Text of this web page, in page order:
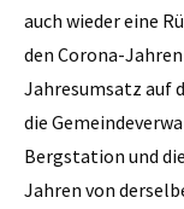
auch wieder eine
den Corona-
Jahresumsatz auf
die
Bergstation und
Jahren von